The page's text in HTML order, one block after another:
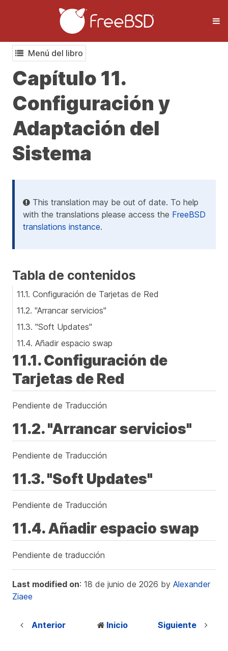
Menú del libro
Capítulo 11.
Configuración y
Adaptación del
Sistema
This translation may be out of date. To help
with the translations please access the FreeBSD
translations instance.
Tabla de contenidos
11.1. Configuración de Tarjetas de Red
11.2. "Arrancar servicios"
11.3. "Soft Updates"
11.4. Añadir espacio swap
11.1. Configuración de
Tarjetas de Red
Pendiente de Traducción
11.2. "Arrancar servicios"
Pendiente de Traducción
11.3. "Soft Updates"
Pendiente de Traducción
11.4. Añadir espacio swap
Pendiente de traducción
Last modified on: 18 de junio de 2026 by Alexander
Ziaee
Anterior Inicio Siguiente